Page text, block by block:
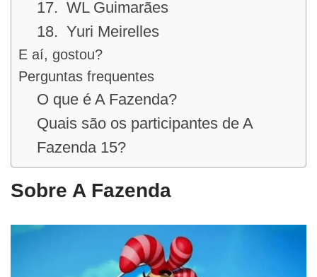
17. WL Guimarães
18. Yuri Meirelles
E aí, gostou?
Perguntas frequentes
O que é A Fazenda?
Quais são os participantes de A
Fazenda 15?
Sobre A Fazenda